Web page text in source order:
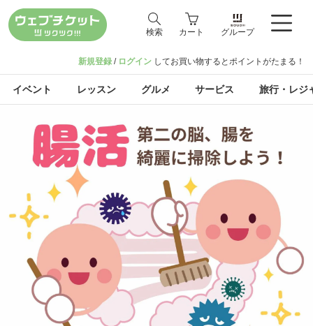
検索 カート グループ
新規登録 / ログイン してお買い物するとポイントがたまる！
イベント レッスン グルメ サービス 旅行・レジ